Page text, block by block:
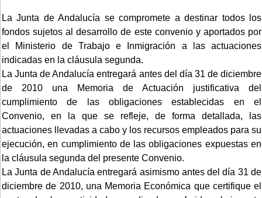
La Junta de Andalucía se compromete a destinar todos los
fondos sujetos al desarrollo de este convenio y aportados por
el Ministerio de Trabajo e Inmigración a las actuaciones
indicadas en la cláusula segunda.
La Junta de Andalucía entregará antes del día 31 de diciembre
de 2010 una Memoria de Actuación justificativa del
cumplimiento de las obligaciones establecidas en el
Convenio, en la que se refleje, de forma detallada, las
actuaciones llevadas a cabo y los recursos empleados para su
ejecución, en cumplimiento de las obligaciones expuestas en
la cláusula segunda del presente Convenio.
La Junta de Andalucía entregará asimismo antes del día 31 de
diciembre de 2010, una Memoria Económica que certifique el